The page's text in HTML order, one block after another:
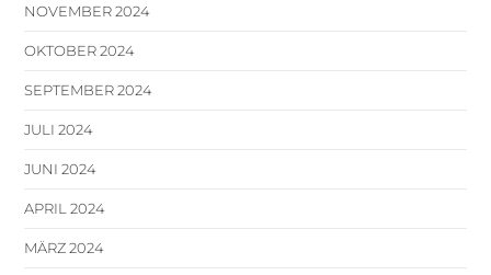
NOVEMBER 2024
OKTOBER 2024
SEPTEMBER 2024
JULI 2024
JUNI 2024
APRIL 2024
MÄRZ 2024